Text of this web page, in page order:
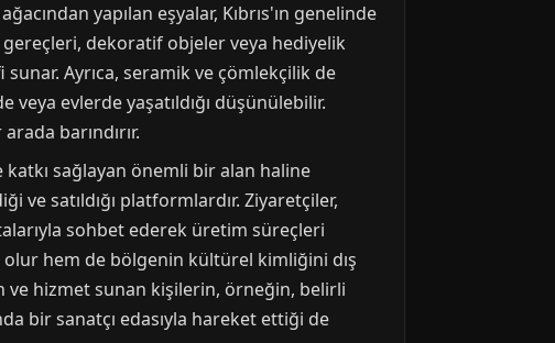
yapılan eşyalar, Kıbrıs'ın genelinde
dekoratif objeler veya hediyelik
Ayrıca, seramik ve çömlekçilik de
evlerde yaşatıldığı düşünülebilir.
barındırır.
sağlayan önemli bir alan haline
satıldığı platformlardır. Ziyaretçiler,
sohbet ederek üretim süreçleri
olur hem de bölgenin kültürel kimliğini dış
ve hizmet sunan kişilerin, örneğin, belirli
bir sanatçı edasıyla hareket ettiği de